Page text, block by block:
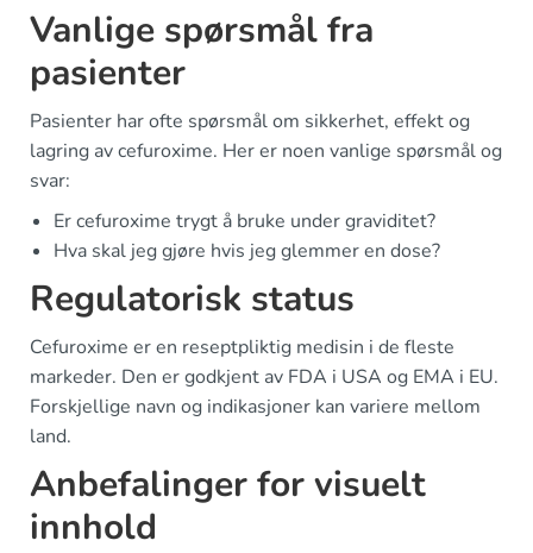
Vanlige spørsmål fra
pasienter
Pasienter har ofte spørsmål om sikkerhet, effekt og
lagring av cefuroxime. Her er noen vanlige spørsmål og
svar:
Er cefuroxime trygt å bruke under graviditet?
Hva skal jeg gjøre hvis jeg glemmer en dose?
Regulatorisk status
Cefuroxime er en reseptpliktig medisin i de fleste
markeder. Den er godkjent av FDA i USA og EMA i EU.
Forskjellige navn og indikasjoner kan variere mellom
land.
Anbefalinger for visuelt
innhold